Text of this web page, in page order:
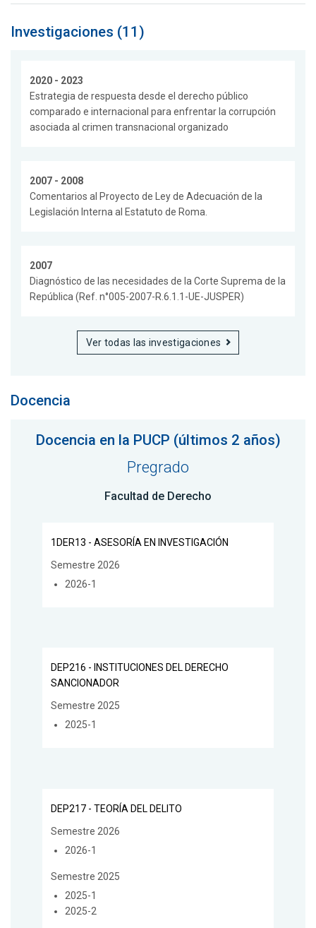
Investigaciones (11)
2020 - 2023
Estrategia de respuesta desde el derecho público
comparado e internacional para enfrentar la corrupción
asociada al crimen transnacional organizado
2007 - 2008
Comentarios al Proyecto de Ley de Adecuación de la
Legislación Interna al Estatuto de Roma.
2007
Diagnóstico de las necesidades de la Corte Suprema de la
República (Ref. n°005-2007-R.6.1.1-UE-JUSPER)
Ver todas las investigaciones
Docencia
Docencia en la PUCP (últimos 2 años)
Pregrado
Facultad de Derecho
1DER13 - ASESORÍA EN INVESTIGACIÓN
Semestre 2026
2026-1
DEP216 - INSTITUCIONES DEL DERECHO
SANCIONADOR
Semestre 2025
2025-1
DEP217 - TEORÍA DEL DELITO
Semestre 2026
2026-1
Semestre 2025
2025-1
2025-2